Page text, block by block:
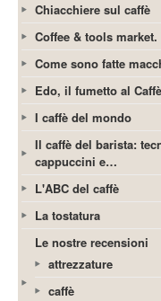
Chiacchiere sul caffè
Coffee & tools market.
Come sono fatte
Edo, il fumetto al Caffè
I caffè del mondo
Il caffè del barista:
cappuccini e…
L'ABC del caffè
La tostatura
Le nostre recensioni
attrezzature
caffè